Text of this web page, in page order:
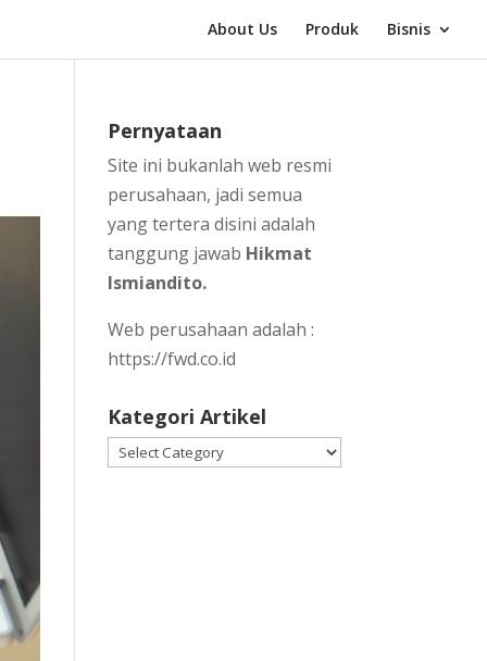
About Us Produk Bisnis
Pernyataan
Site ini bukanlah web resmi
perusahaan, jadi semua
yang tertera disini adalah
tanggung jawab Hikmat
Ismiandito.
Web perusahaan adalah :
https://fwd.co.id
Kategori Artikel
Kategori